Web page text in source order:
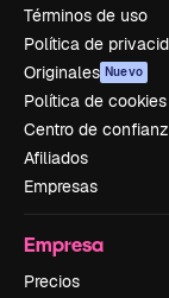
Términos de uso
Política de
Originales Nuevo
Política de cookies
Centro de
Afiliados
Empresas
Empresa
Precios